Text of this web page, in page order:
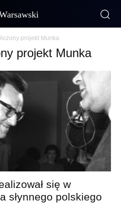
projekt Munka
projekt Munka
się w
słynnego polskiego